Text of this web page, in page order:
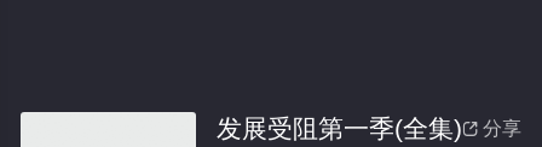
 分享
发展受阻第一季(全集)